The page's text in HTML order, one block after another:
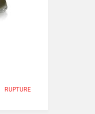
RUPTURE